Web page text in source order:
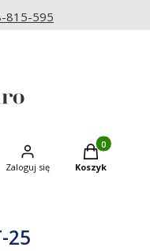
815-595
Zaloguj się
Produkty w
Koszyk
25